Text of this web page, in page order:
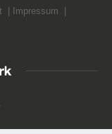
Impressum